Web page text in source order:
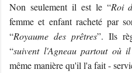
Non seulement il est le “Roi
femme et enfant racheté par
“Royaume des prêtres”. Ils
“suivent l'Agneau partout où
même manière qu'il l'a fait -